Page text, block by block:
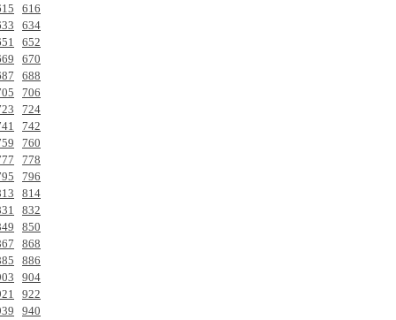
616
634
652
670
688
706
724
742
760
778
796
814
832
850
868
886
904
922
940